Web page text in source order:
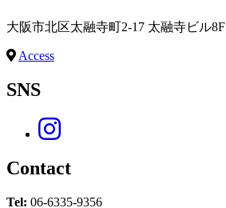
大阪市北区太融寺町2-17 太融寺ビル8F
Access
SNS
Contact
Tel: 06-6335-9356